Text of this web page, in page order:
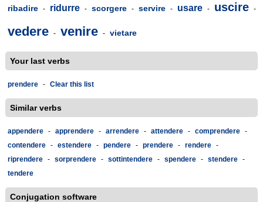
ribadire - ridurre - scorgere - servire - usare - uscire -
vedere - venire - vietare
Your last verbs
prendere - Clear this list
Similar verbs
appendere - apprendere - arrendere - attendere - comprendere -
contendere - estendere - pendere - prendere - rendere -
riprendere - sorprendere - sottintendere - spendere - stendere -
tendere
Conjugation software